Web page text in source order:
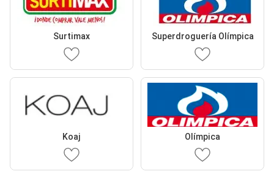
Surtimax Superdroguería Olímpica
Koaj Olímpica